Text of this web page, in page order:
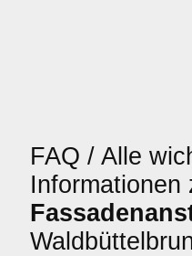
FAQ / Alle
Informationen